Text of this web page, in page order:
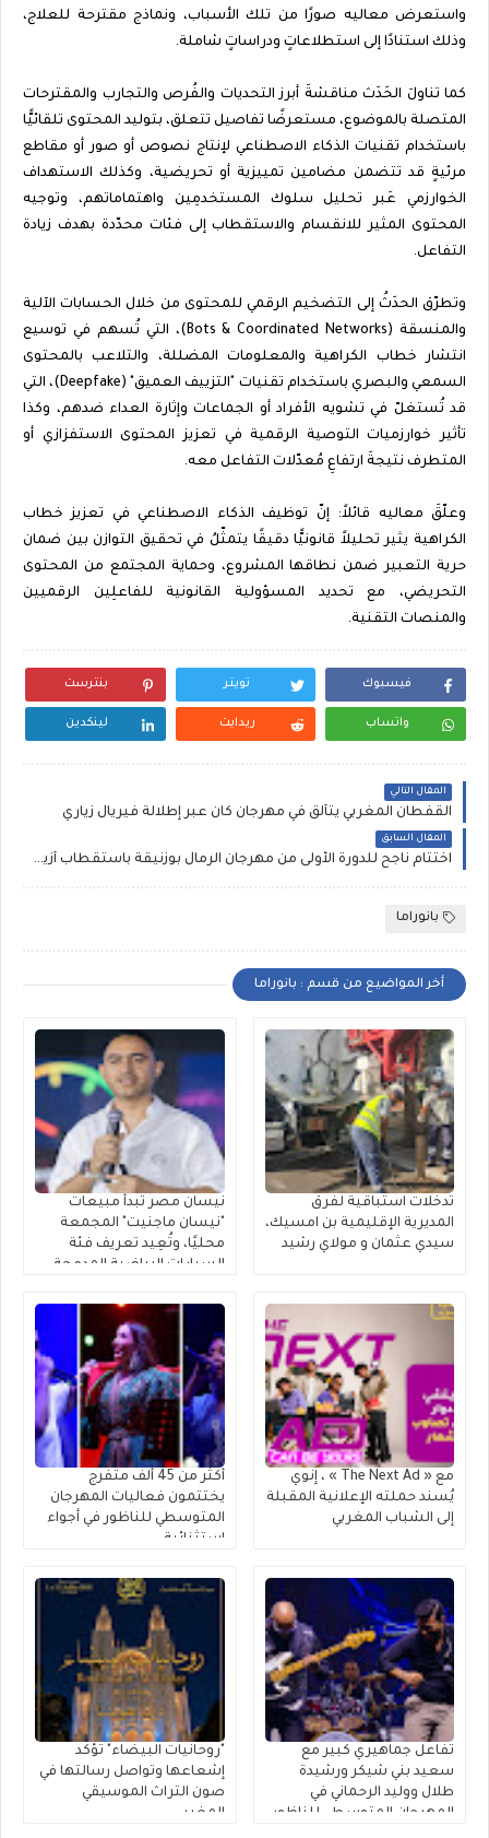
واستعرض معاليه صورًا من تلك الأسباب، ونماذج مقترحة للعلاج،
وذلك استنادًا إلى استطلاعاتٍ ودراساتٍ شاملة.
‏كما تناولَ الحَدَث مناقشةَ أبرز التحديات والفُرص والتجارب والمقترحات
المتصلة بالموضوع، مستعرضًا تفاصيل تتعلق، بتوليد المحتوى تلقائيًّا
باستخدام تقنيات الذكاء الاصطناعي لإنتاج نصوص أو صور أو مقاطع
مرئيةٍ قد تتضمن مضامين تمييزية أو تحريضية، وكذلك الاستهداف
الخوارزمي عَبر تحليل سلوك المستخدمِين واهتماماتهم، وتوجيه
المحتوى المثير للانقسام والاستقطاب إلى فئات محدّدة بهدف زيادة
التفاعل.
وتطرّق الحدَثُ إلى التضخيم الرقمي للمحتوى من خلال الحسابات الآلية
والمنسقة (Bots & Coordinated Networks)، التي تُسهم في توسيع
انتشار خطاب الكراهية والمعلومات المضللة، والتلاعب بالمحتوى
السمعي والبصري باستخدام تقنيات "التزييف العميق" (Deepfake)، التي
قد تُستغلّ في تشويه الأفراد أو الجماعات وإثارة العداء ضدهم، وكذا
تأثير خوارزميات التوصية الرقمية في تعزيز المحتوى الاستفزازي أو
المتطرف نتيجةَ ارتفاعِ مُعدّلات التفاعل معه.
وعلّقَ معاليه قائلاً: إنّ توظيف الذكاء الاصطناعي في تعزيز خطاب
الكراهية يثير تحليلاً قانونيًّا دقيقًا يتمثّلُ في تحقيق التوازن بين ضمان
حرية التعبير ضمن نطاقها المشروع، وحماية المجتمع من المحتوى
التحريضي، مع تحديد المسؤولية القانونية للفاعلِين الرقميين
والمنصات التقنية.
فيسبوك تويتر بنترست
واتساب ريدايت لينكدين
المقال التالي
القفطان المغربي يتألق في مهرجان كان عبر إطلالة فيريال زياري
المقال السابق
اختتام ناجح للدورة الأولى من مهرجان الرمال بوزنيقة باستقطاب أزيد من 80 ألف متفرج خلال يومين
بانوراما
أخر المواضيع من قسم : بانوراما
تدخلات استباقية لفرق
المديرية الإقليمية بن امسيك،
سيدي عثمان و مولاي رشيد
نيسان مصر تبدأ مبيعات
"نيسان ماجنيت" المجمعة
محليًا، وتُعِيد تعريف فئة
السيارات الرياضية المدمجة
مع « The Next Ad » ، إنوي
يُسند حملته الإعلانية المقبلة
إلى الشباب المغربي
أكثر من 45 ألف متفرج
يختتمون فعاليات المهرجان
المتوسطي للناظور في أجواء
استثنائية
تفاعل جماهيري كبير مع
سعيد بني شيكر ورشيدة
طلال ووليد الرحماني في
المهرجان المتوسطي للناظور
"روحانيات البيضاء" تؤكد
إشعاعها وتواصل رسالتها في
صون التراث الموسيقي
المغربي